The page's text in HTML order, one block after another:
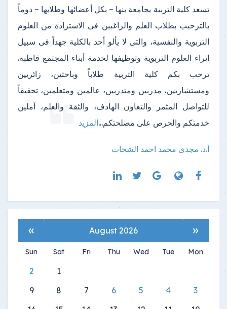
تسعد كلية التربية بجامعة بنها – بكل أعضائها وطلابها – دوماً
بالترحيب بطلاب العلم والراغبين فى الاستزادة من العلوم
التربوية والنفسية، والتى لا يألو أحد بالكلية جهداً فى سبيل
اثراء العلوم التربوية وتوظيفها لخدمة أبناء المجتمع قاطبة.
ترحب بكم كلية التربية طلاباً وباحثين، زائريين
ومستشاريين، مدربين ومتدربين، عالمين ومتعلمين، تحقيقاً
للتواصل المثمر والتعاون الهادف، والثقة والعلم، آملين
خدمتكم والحرص على مصلحتكم...المزيد
أ.د. مجدى محمد احمد الشحات
«
August 2026
»
Mon
Tue
Wed
Thu
Fri
Sat
Sun
1
2
3
4
5
6
7
8
9